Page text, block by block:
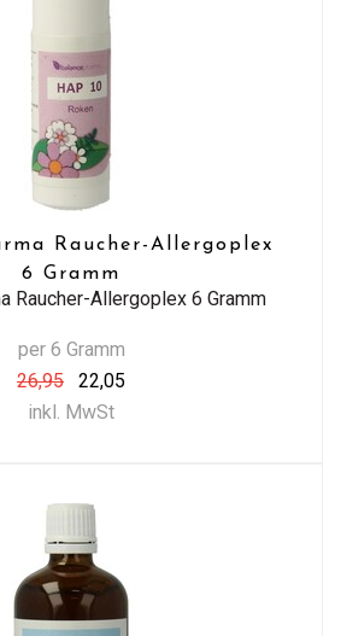
Raucher-Allergoplex
6 Gramm
Raucher-Allergoplex 6 Gramm
per 6 Gramm
26,95
22,05
inkl. MwSt